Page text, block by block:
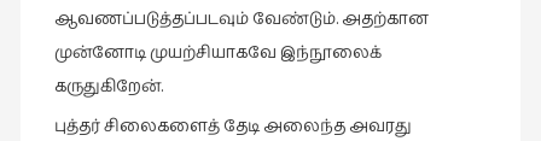
விளையாட்டு
ஷேக்ஸ்பியரின்
உலகம்
ஆவணப்படுத்தப்படவும் வேண்டும். அதற்கான
முன்னோடி முயற்சியாகவே இந்நூலைக்
கருதுகிறேன்.
புத்தர் சிலைகளைத் தேடி அலைந்த அவரது